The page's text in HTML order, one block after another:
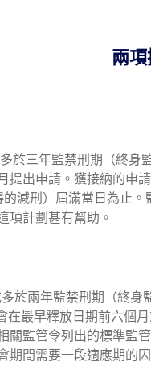
兩
於三年監禁刑期（終
出申請。獲接納的
減刑）屆滿當日為止
項計劃甚有幫助。
於兩年監禁刑期（終
最早釋放日期前六
關監管令列出的標準監
間需要一段適應期的